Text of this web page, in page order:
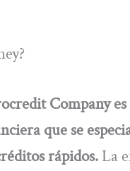
Company
que se
rápidos. La